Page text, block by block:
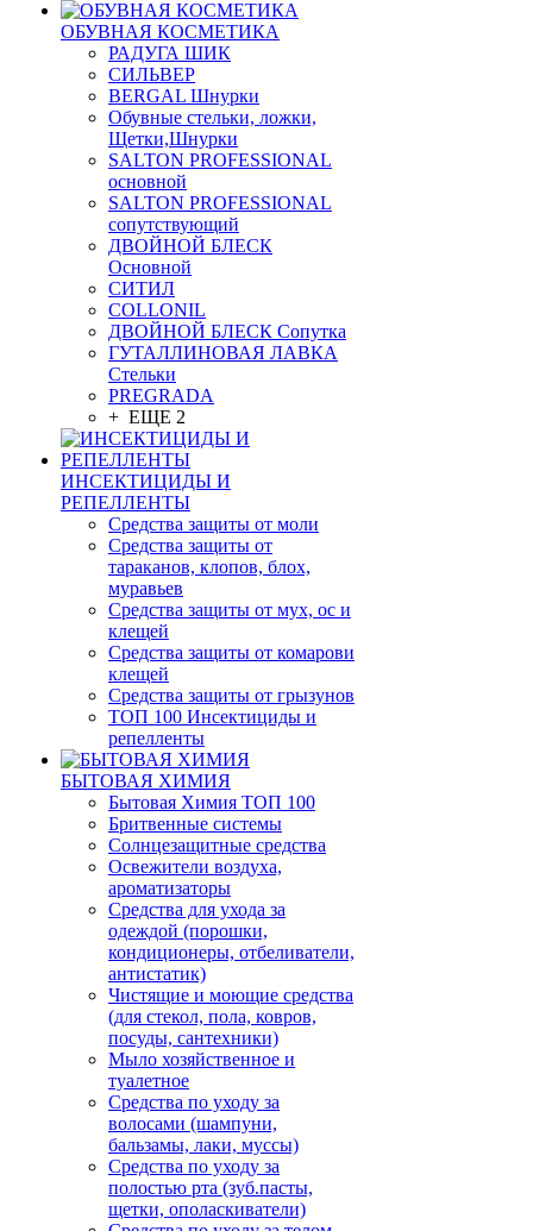
ОБУВНАЯ КОСМЕТИКА
РАДУГА ШИК
СИЛЬВЕР
BERGAL Шнурки
Обувные стельки, ложки,
Щетки,Шнурки
SALTON PROFESSIONAL
основной
SALTON PROFESSIONAL
сопутствующий
ДВОЙНОЙ БЛЕСК
Основной
СИТИЛ
COLLONIL
ДВОЙНОЙ БЛЕСК Сопутка
ГУТАЛЛИНОВАЯ ЛАВКА
Стельки
PREGRADA
+ ЕЩЕ 2
ИНСЕКТИЦИДЫ И
РЕПЕЛЛЕНТЫ
Средства защиты от моли
Средства защиты от
тараканов, клопов, блох,
муравьев
Средства защиты от мух, ос и
клещей
Средства защиты от комарови
клещей
Средства защиты от грызунов
ТОП 100 Инсектициды и
репелленты
БЫТОВАЯ ХИМИЯ
Бытовая Химия ТОП 100
Бритвенные системы
Солнцезащитные средства
Освежители воздуха,
ароматизаторы
Средства для ухода за
одеждой (порошки,
кондиционеры, отбеливатели,
антистатик)
Чистящие и моющие средства
(для стекол, пола, ковров,
посуды, сантехники)
Мыло хозяйственное и
туалетное
Средства по уходу за
волосами (шампуни,
бальзамы, лаки, муссы)
Средства по уходу за
полостью рта (зуб.пасты,
щетки, ополаскиватели)